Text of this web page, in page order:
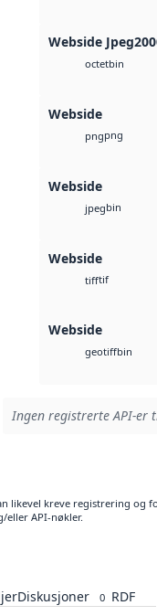
Webside
octetbin
Webside
pngpng
Webside
jpegbin
Webside
tifftif
Webside
geotiffbin
Ingen registrerte API-er
likevel kreve registrering og
eller API-nøkler.
Diskusjoner 0 RDF